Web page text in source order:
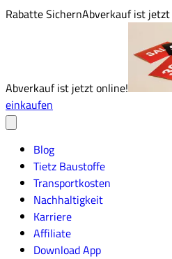
Rabatte SichernAbverkauf ist
Abverkauf ist jetzt online!
einkaufen
Blog
Tietz Baustoffe
Transportkosten
Nachhaltigkeit
Karriere
Affiliate
Download App